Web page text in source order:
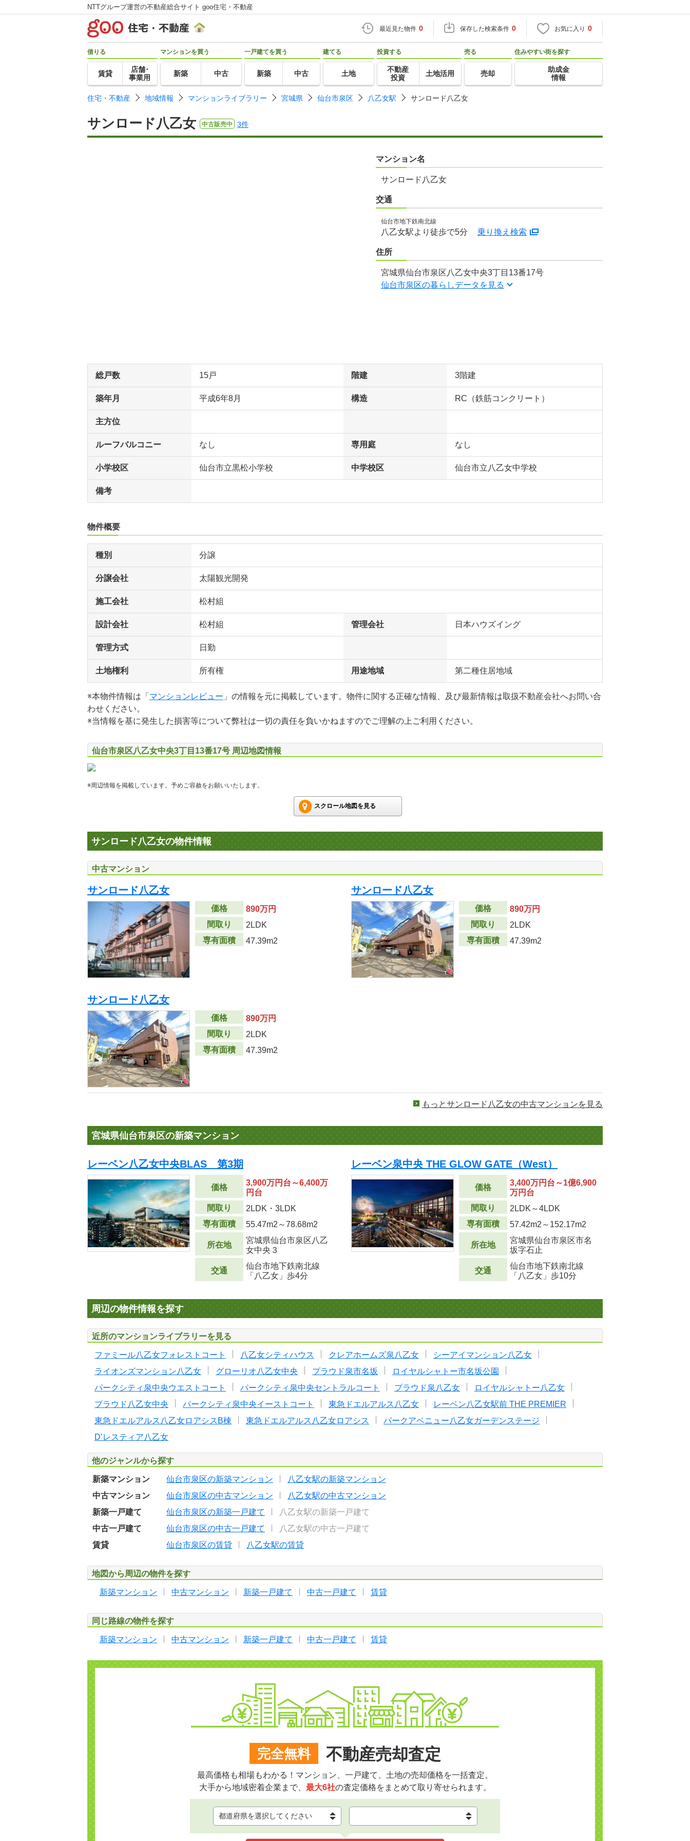
NTTグループ運営の不動産総合サイト goo住宅・不動産
最近見た物件 0 保存した検索条件 0 お気に入り 0
借りる
賃貸
店舗･
事業用
マンションを買う
新築 中古
一戸建てを買う
新築 中古
建てる
土地
投資する
不動産
投資
土地活用
売る
売却
住みやすい街を探す
助成金
情報
住宅・不動産 地域情報 マンションライブラリー 宮城県 仙台市泉区 八乙女駅 サンロード八乙女
サンロード八乙女 中古販売中 3件
マンション名
サンロード八乙女
交通
仙台市地下鉄南北線
八乙女駅より徒歩で5分 乗り換え検索
住所
宮城県仙台市泉区八乙女中央3丁目13番17号
仙台市泉区の暮らしデータを見る
総戸数 15戸 階建 3階建
築年月 平成6年8月 構造 RC（鉄筋コンクリート）
主方位
ルーフバルコニー なし 専用庭 なし
小学校区 仙台市立黒松小学校 中学校区 仙台市立八乙女中学校
備考
物件概要
種別 分譲
分譲会社 太陽観光開発
施工会社 松村組
設計会社 松村組 管理会社 日本ハウズイング
管理方式 日勤
土地権利 所有権 用途地域 第二種住居地域
※本物件情報は「 マンションレビュー 」の情報を元に掲載しています。物件に関する正確な情報、及び最新情報は取扱不動産会社へお問い合
わせください。
※当情報を基に発生した損害等について弊社は一切の責任を負いかねますのでご理解の上ご利用ください。
仙台市泉区八乙女中央3丁目13番17号 周辺地図情報
※周辺情報を掲載しています。予めご容赦をお願いいたします。
スクロール地図を見る
サンロード八乙女の物件情報
中古マンション
サンロード八乙女
価格
890万円
間取り
2LDK
専有面積
47.39m2
サンロード八乙女
価格
890万円
間取り
2LDK
専有面積
47.39m2
サンロード八乙女
価格
890万円
間取り
2LDK
専有面積
47.39m2
もっとサンロード八乙女の中古マンションを見る
宮城県仙台市泉区の新築マンション
レーベン八乙女中央BLAS 第3期
価格
3,900万円台～6,400万
円台
間取り
2LDK・3LDK
専有面積
55.47m2 ～78.68m2
所在地
宮城県仙台市泉区八乙
女中央３
交通
仙台市地下鉄南北線
「八乙女」歩4分
レーベン泉中央 THE GLOW GATE（West）
価格
3,400万円台～1億6,900
万円台
間取り
2LDK～4LDK
専有面積
57.42m2 ～152.17m2
所在地
宮城県仙台市泉区市名
坂字石止
交通
仙台市地下鉄南北線
「八乙女」歩10分
周辺の物件情報を探す
近所のマンションライブラリーを見る
ファミール八乙女フォレストコート 八乙女シティハウス クレアホームズ泉八乙女
シーアイマンション八乙女
ライオンズマンション八乙女
グローリオ八乙女中央 プラウド泉市名坂
ロイヤルシャトー市名坂公園
パークシティ泉中央ウエストコート
パークシティ泉中央セントラルコート プラウド泉八乙女
ロイヤルシャトー八乙女
プラウド八乙女中央
パークシティ泉中央イーストコート 東急ドエルアルス八乙女
レーベン八乙女駅前 THE PREMIER
東急ドエルアルス八乙女ロアシスB棟
東急ドエルアルス八乙女ロアシス
パークアベニュー八乙女ガーデンステージ
D’レスティア八乙女
他のジャンルから探す
新築マンション 仙台市泉区の新築マンション
八乙女駅の新築マンション
中古マンション
仙台市泉区の中古マンション
八乙女駅の中古マンション
新築一戸建て
仙台市泉区の新築一戸建て
八乙女駅の新築一戸建て
中古一戸建て
仙台市泉区の中古一戸建て
八乙女駅の中古一戸建て
賃貸
仙台市泉区の賃貸 八乙女駅の賃貸
地図から周辺の物件を探す
新築マンション 中古マンション 新築一戸建て 中古一戸建て 賃貸
同じ路線の物件を探す
新築マンション 中古マンション 新築一戸建て 中古一戸建て 賃貸
完全無料 不動産売却査定
最高価格も相場もわかる！マンション、一戸建て、土地の売却価格を一括査定。
大手から地域密着企業まで、 最大6社の査定価格をまとめて取り寄せられます。